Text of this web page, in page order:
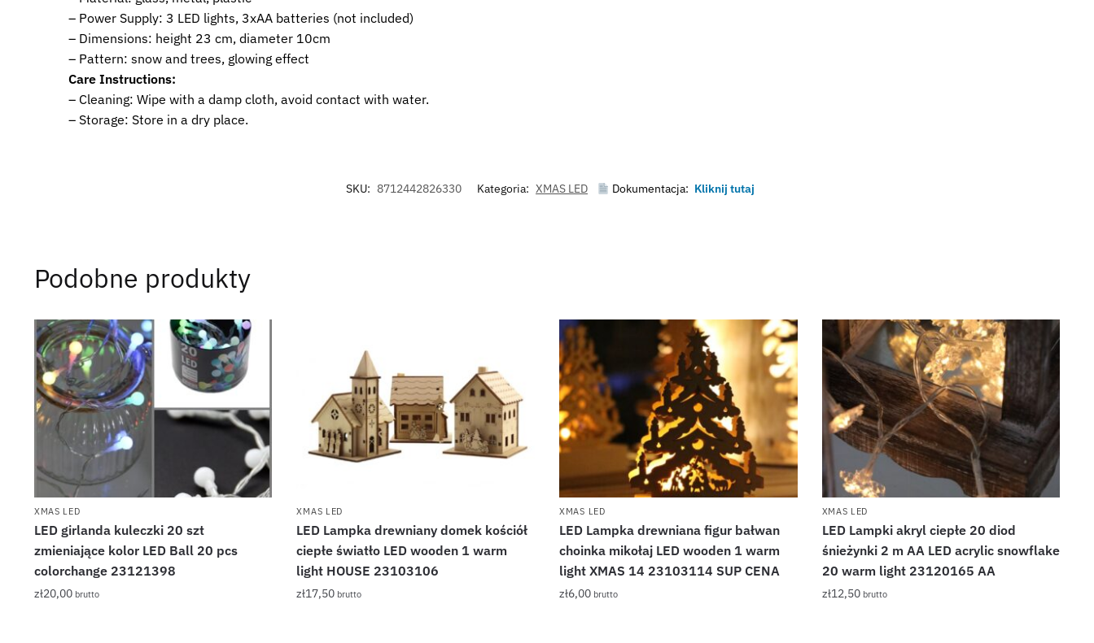
– Power Supply: 3 LED lights, 3xAA batteries (not included)
– Dimensions: height 23 cm, diameter 10cm
– Pattern: snow and trees, glowing effect
Care Instructions:
– Cleaning: Wipe with a damp cloth, avoid contact with water.
– Storage: Store in a dry place.
SKU: 8712442826330 Kategoria: XMAS LED Dokumentacja: Kliknij tutaj
Podobne produkty
XMAS LED
LED girlanda kuleczki 20 szt
zmieniające kolor LED Ball 20 pcs
colorchange 23121398
zł20,00 brutto
XMAS LED
LED Lampka drewniany domek kościół
ciepłe światło LED wooden 1 warm
light HOUSE 23103106
zł17,50 brutto
XMAS LED
LED Lampka drewniana figur bałwan
choinka mikołaj LED wooden 1 warm
light XMAS 14 23103114 SUP CENA
zł6,00 brutto
XMAS LED
LED Lampki akryl ciepłe 20 diod
śnieżynki 2 m AA LED acrylic snowflake
20 warm light 23120165 AA
zł12,50 brutto